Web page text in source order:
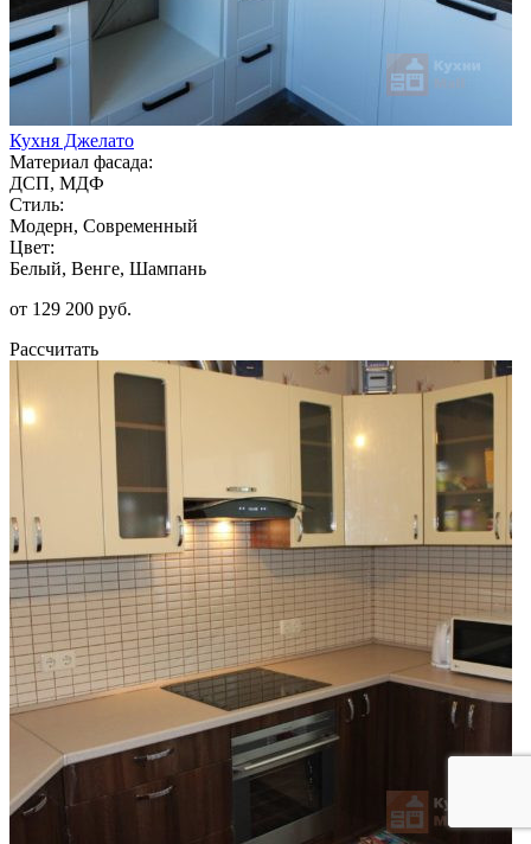
Кухня Джелато
Материал фасада:
ДСП, МДФ
Стиль:
Модерн, Современный
Цвет:
Белый, Венге, Шампань
от 129 200 руб.
Рассчитать